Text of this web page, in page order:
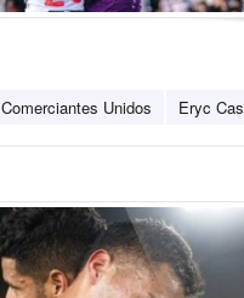
Comerciantes Unidos Eryc